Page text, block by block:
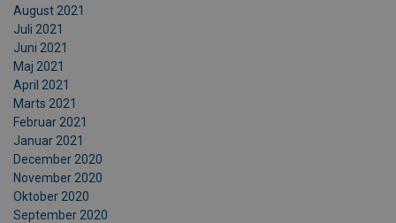
August 2021
Juli 2021
Juni 2021
Maj 2021
April 2021
Marts 2021
Februar 2021
Januar 2021
December 2020
November 2020
Oktober 2020
September 2020